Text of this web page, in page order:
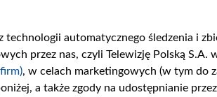
automatycznego śledzenia i
przez nas, czyli Telewizję Polską S.A.
, w celach marketingowych (w tym do
a także zgody na udostępnianie